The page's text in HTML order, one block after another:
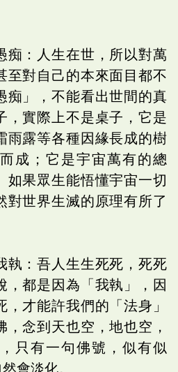
痴：人生在世，所以對萬
至對自己的本來面目都不
痴」，不能看出世間的真
，實際上不是桌子，它是
雨露等各種因緣長成的樹
成；它是宇宙萬有的總
如果眾生能悟懂宇宙一切
對世界生滅的原理有所了
執：吾人生生死死，死死
，都是因為「我執」，因
才能許我們的「法身」
念到天也空，地也空，
只有一句佛號，似有似
會淡化。